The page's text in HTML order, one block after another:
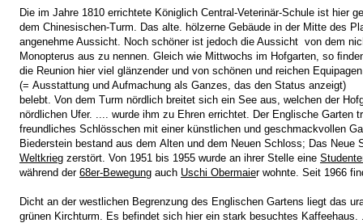
Die im Jahre 1810 errichtete Königlich Central-Veterinär-Schule ist hier
dem Chinesischen-Turm. Das alte. hölzerne Gebäude in der Mitte des
angenehme Aussicht. Noch schöner ist jedoch die Aussicht von dem
Monopterus aus zu nennen. Gleich wie Mittwochs im Hofgarten, so
die Reunion hier viel glänzender und von schönen und reichen
(= Ausstattung und Aufmachung als Ganzes, das den Status anzeigt)
belebt. Von dem Turm nördlich breitet sich ein See aus, welchen der
nördlichen Ufer. .... wurde ihm zu Ehren errichtet. Der Englische
freundliches Schlösschen mit einer künstlichen und geschmackvollen
Biederstein bestand aus dem Alten und dem Neuen Schloss; Das
Weltkrieg zerstört. Von 1951 bis 1955 wurde an ihrer Stelle eine
während der 68er-Bewegung auch Uschi Obermaier wohnte. Seit 1966
Dicht an der westlichen Begrenzung des Englischen Gartens liegt das
grünen Kirchturm. Es befindet sich hier ein stark besuchtes Kaffeehaus.